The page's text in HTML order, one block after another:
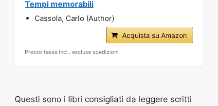
Tempi memorabili
Cassola, Carlo (Author)
Acquista su Amazon
Prezzo tasse incl., escluse spedizioni
Questi sono i libri consigliati da leggere scritti